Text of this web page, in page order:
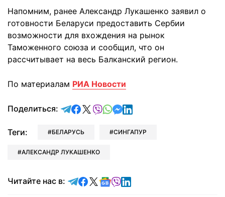
Напомним, ранее Александр Лукашенко заявил о
готовности Беларуси предоставить Сербии
возможности для вхождения на рынок
Таможенного союза и сообщил, что он
рассчитывает на весь Балканский регион.
По материалам РИА Новости
Поделиться: отправить в Telegram
поделиться в Facebook
поделиться в X
отправить в Viber
отправить в Whatsapp
отправить в Messenger
отправить в LinkedIn
Теги: БЕЛАРУСЬ СИНГАПУР
АЛЕКСАНДР ЛУКАШЕНКО
Читайте нас в: Читайте в Telegram
Читайте в Facebook
Читайте в X
Читайте в Google news
Читайте в Viber
Читайте в LinkedIn